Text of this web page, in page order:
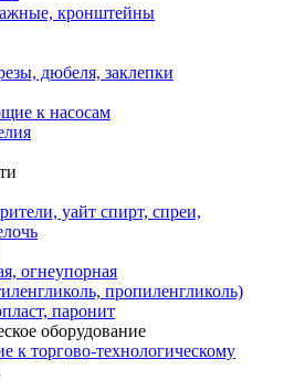
кронштейны
дюбеля, заклепки
к насосам
уайт спирт, спреи,
огнеупорная
пропиленгликоль)
паронит
оборудование
к торгово-технологическому